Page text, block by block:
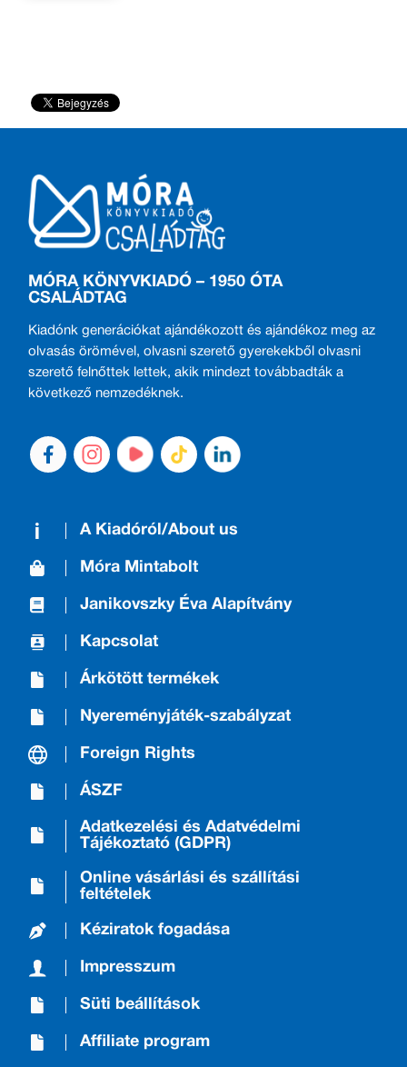
MÓRA KÖNYVKIADÓ – 1950 ÓTA
CSALÁDTAG
Kiadónk generációkat ajándékozott és ajándékoz meg az
olvasás örömével, olvasni szerető gyerekekből olvasni
szerető felnőttek lettek, akik mindezt továbbadták a
következő nemzedéknek.
A Kiadóról/About us
Móra Mintabolt
Janikovszky Éva Alapítvány
Kapcsolat
Árkötött termékek
Nyereményjáték-szabályzat
Foreign Rights
ÁSZF
Adatkezelési és Adatvédelmi
Tájékoztató (GDPR)
Online vásárlási és szállítási
feltételek
Kéziratok fogadása
Impresszum
Süti beállítások
Affiliate program